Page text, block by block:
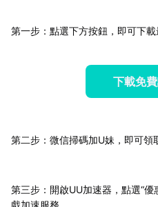
第一步：點選下方按鈕，即可下載
下載免
第二步：微信掃碼加U妹，即可領
第三步：開啟UU加速器，點選“